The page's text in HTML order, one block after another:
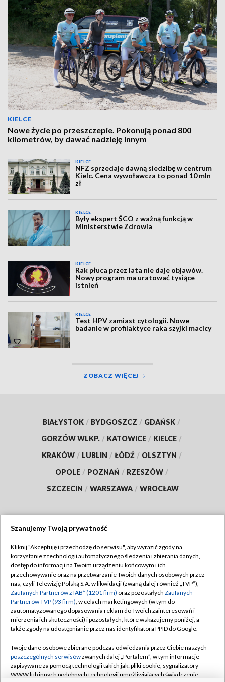
KIELCE
Nowe życie po przeszczepie. Pokonują ponad 800
kilometrów, by dawać nadzieję innym
KIELCE
NFZ sprzedaje dawną siedzibę w centrum
Kielc. Cena wywoławcza to ponad 10 mln
zł
KIELCE
Były ekspert ŚCO z ważną funkcją w
Ministerstwie Zdrowia
KIELCE
Rak płuca przez lata nie daje objawów.
Nowy program ma uratować tysiące
istnień
KIELCE
Test HPV zamiast cytologii. Nowe
badanie w profilaktyce raka szyjki macicy
ZOBACZ WIĘCEJ
BIAŁYSTOK / BYDGOSZCZ / GDAŃSK /
GORZÓW WLKP. / KATOWICE / KIELCE /
KRAKÓW / LUBLIN / ŁÓDŹ / OLSZTYN /
OPOLE / POZNAŃ / RZESZÓW /
SZCZECIN / WARSZAWA / WROCŁAW
TVP
Abonament TVP
Emisja w TVP
Centrum informacji TVP
Naziemna Telewizja Cyfrowa
Rada Programowa
System NOS
Regulamin TVP
Polityka prywatności
Moje zgody
Pomoc
Kontakt
Szanujemy Twoją prywatność
Kliknij "Akceptuję i przechodzę do serwisu", aby wyrazić zgody na
korzystanie z technologii automatycznego śledzenia i zbierania danych,
dostęp do informacji na Twoim urządzeniu końcowym i ich
przechowywanie oraz na przetwarzanie Twoich danych osobowych przez
nas, czyli Telewizję Polską S.A. w likwidacji (zwaną dalej również „TVP”),
Zaufanych Partnerów z IAB* (1201 firm) oraz pozostałych Zaufanych
Partnerów TVP (93 firm), w celach marketingowych (w tym do
zautomatyzowanego dopasowania reklam do Twoich zainteresowań i
mierzenia ich skuteczności) i pozostałych, które wskazujemy poniżej, a
także zgody na udostępnianie przez nas identyfikatora PPID do Google.
Twoje dane osobowe zbierane podczas odwiedzania przez Ciebie naszych
poszczególnych serwisówzwanych dalej „Portalem”, w tym informacje
zapisywane za pomocą technologii takich jak: pliki cookie, sygnalizatory
WWW lub innych podobnych technologii umożliwiających świadczenie